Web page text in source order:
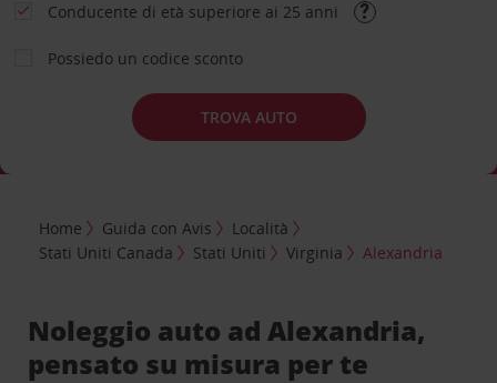
Conducente di età superiore ai 25 anni
Possiedo un codice sconto
TROVA AUTO
Home Guida con Avis
Località
Stati Uniti Canada
Stati Uniti Virginia Alexandria
Noleggio auto ad Alexandria,
pensato su misura per te